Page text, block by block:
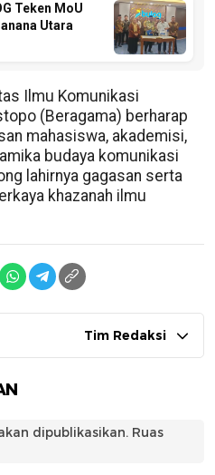
Teken MoU
Utara
Ilmu Komunikasi
(Beragama) berharap
mahasiswa, akademisi,
budaya komunikasi
lahirnya gagasan serta
khazanah ilmu
Tim Redaksi
dipublikasikan. Ruas